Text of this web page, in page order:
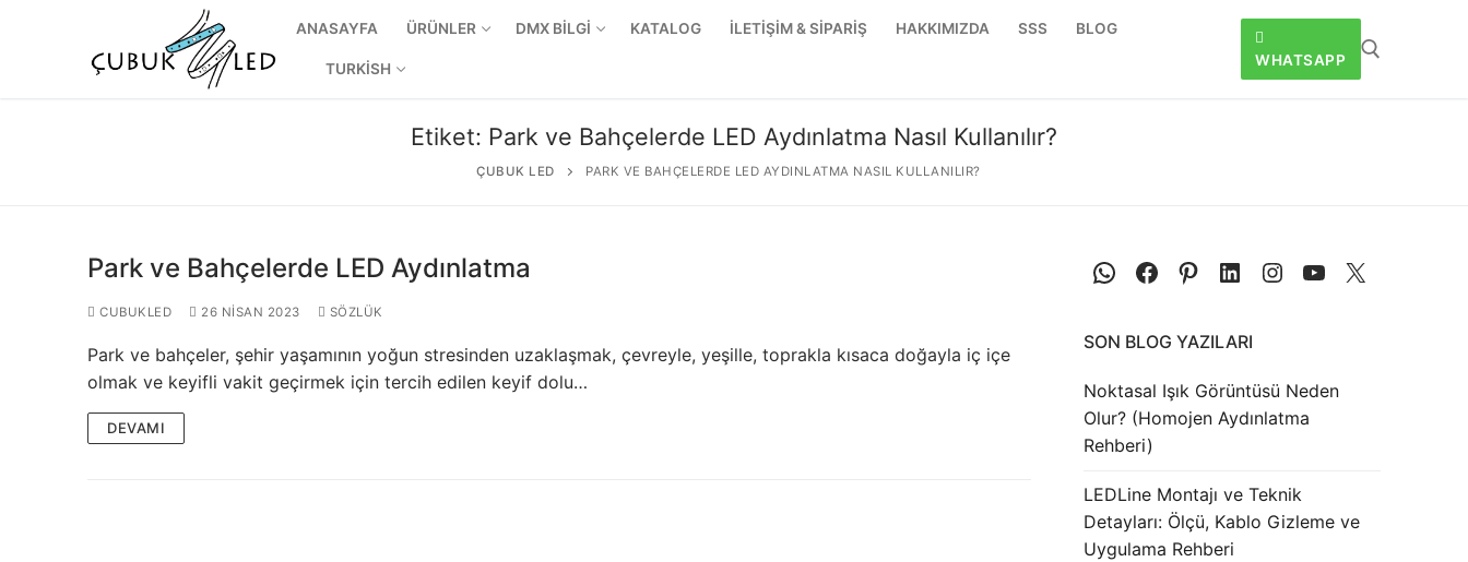
ANASAYFA ÜRÜNLER DMX BİLGİ KATALOG İLETİŞİM & SİPARİŞ HAKKIMIZDA SSS BLOG
TURKISH WHATSAPP
ANASAYFA
Etiket: Park ve Bahçelerde LED Aydınlatma Nasıl Kullanılır?
ÇUBUK LED PARK VE BAHÇELERDE LED AYDINLATMA NASIL KULLANILIR?
Park ve Bahçelerde LED Aydınlatma
CUBUKLED 26 NISAN 2023 SÖZLÜK
Park ve bahçeler, şehir yaşamının yoğun stresinden uzaklaşmak, çevreyle, yeşille, toprakla kısaca doğayla iç içe
olmak ve keyifli vakit geçirmek için tercih edilen keyif dolu…
DEVAMI
SON BLOG YAZILARI
Noktasal Işık Görüntüsü Neden
Olur? (Homojen Aydınlatma
Rehberi)
LEDLine Montajı ve Teknik
Detayları: Ölçü, Kablo Gizleme ve
Uygulama Rehberi